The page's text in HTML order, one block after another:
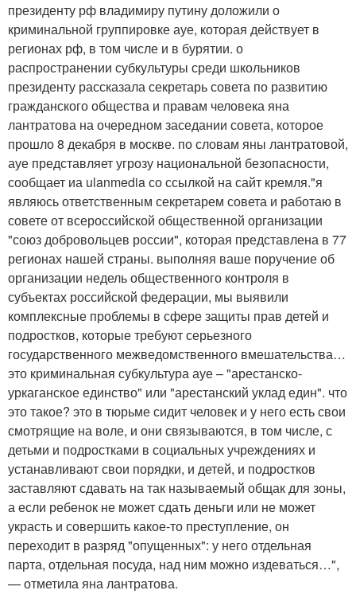
президенту рф владимиру путину доложили о
криминальной группировке ауе, которая действует в
регионах рф, в том числе и в бурятии. о
распространении субкультуры среди школьников
президенту рассказала секретарь совета по развитию
гражданского общества и правам человека яна
лантратова на очередном заседании совета, которое
прошло 8 декабря в москве. по словам яны лантратовой,
ауе представляет угрозу национальной безопасности,
сообщает иа ulanmedia со ссылкой на сайт кремля."я
являюсь ответственным секретарем совета и работаю в
совете от всероссийской общественной организации
"союз добровольцев россии", которая представлена в 77
регионах нашей страны. выполняя ваше поручение об
организации недель общественного контроля в
субъектах российской федерации, мы выявили
комплексные проблемы в сфере защиты прав детей и
подростков, которые требуют серьезного
государственного межведомственного вмешательства…
это криминальная субкультура ауе – "арестанско-
уркаганское единство" или "арестанский уклад един". что
это такое? это в тюрьме сидит человек и у него есть свои
смотрящие на воле, и они связываются, в том числе, с
детьми и подростками в социальных учреждениях и
устанавливают свои порядки, и детей, и подростков
заставляют сдавать на так называемый общак для зоны,
а если ребенок не может сдать деньги или не может
украсть и совершить какое-то преступление, он
переходит в разряд "опущенных": у него отдельная
парта, отдельная посуда, над ним можно издеваться…",
— отметила яна лантратова.